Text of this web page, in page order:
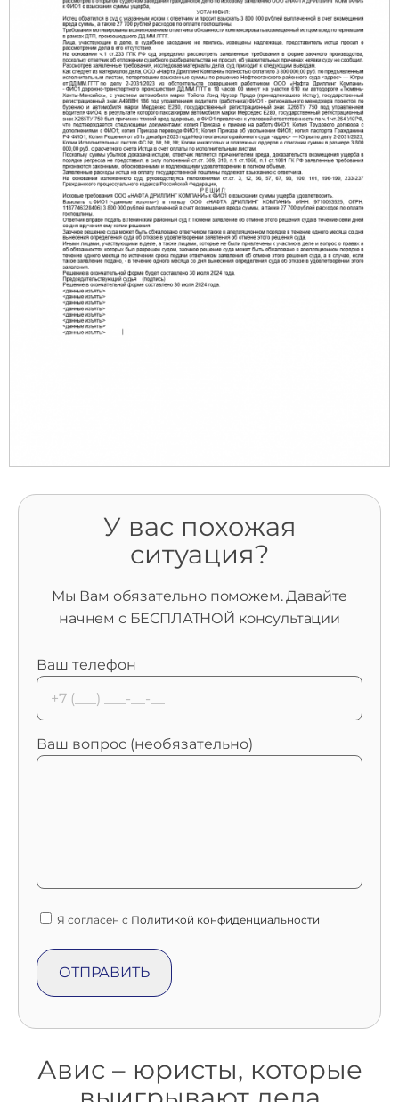
У вас похожая
ситуация?
Мы Вам обязательно поможем. Давайте
начнем с БЕСПЛАТНОЙ консультации
Ваш телефон
Ваш вопрос (необязательно)
Я согласен с Политикой конфиденциальности
Авис – юристы, которые